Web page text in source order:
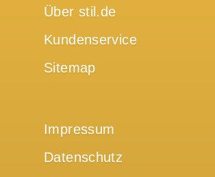
Über stil.de
Kundenservice
Sitemap
Impressum
Datenschutz